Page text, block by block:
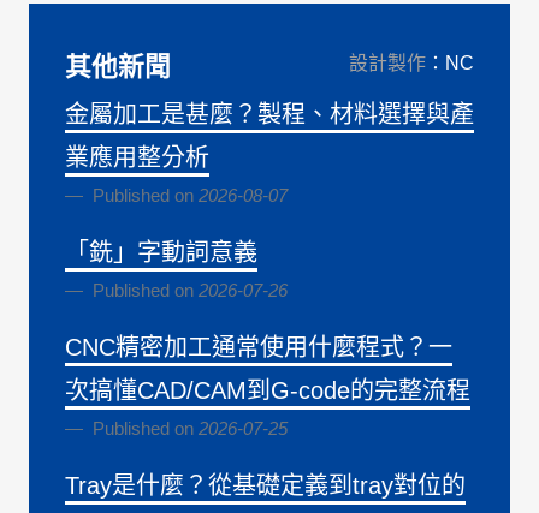
其他新聞 設計製作 ：NC
金屬加工是甚麼？製程、材料選擇與產
業應用整分析
Published on 2026-08-07
「銑」字動詞意義
Published on 2026-07-26
CNC精密加工通常使用什麼程式？一
次搞懂CAD/CAM到G-code的完整流程
Published on 2026-07-25
Tray是什麼？從基礎定義到tray對位的